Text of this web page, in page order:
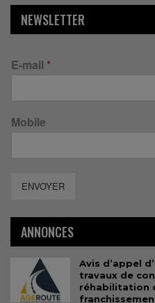
NEWSLETTER
E-mail *
Mobile
ENVOYER
ANNONCES
Avis d’appel
travaux de
réhabilitation